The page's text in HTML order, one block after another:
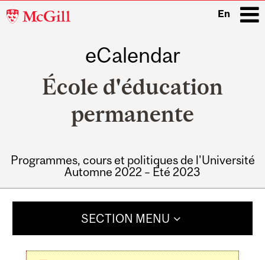
McGill
En
eCalendar
École d'éducation
permanente
Programmes, cours et politiques de l'Université
Automne 2022 – Été 2023
SECTION MENU